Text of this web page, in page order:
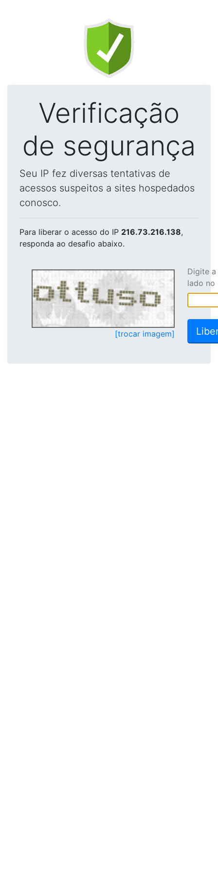
Verificação
de segurança
Seu IP fez diversas tentativas de
acessos suspeitos a sites hospedados
conosco.
Para liberar o acesso do IP 216.73.216.138,
responda ao desafio abaixo.
[trocar imagem]
Digite
lado no